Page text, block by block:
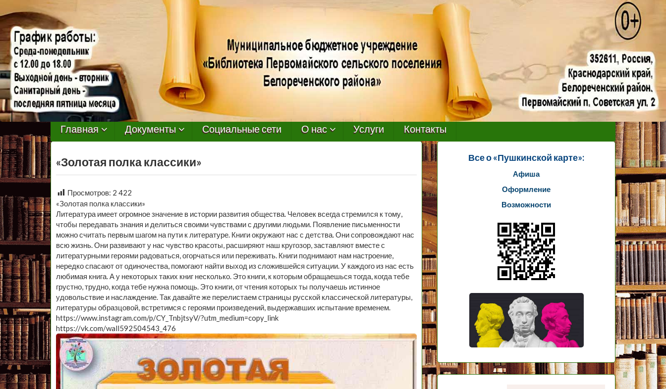
МБУ
Библиотека
Первомайского
Сельского
Поселения
Главная Документы Социальные сети О нас Услуги Контакты
«Золотая полка классики»
Просмотров: 2 422
«Золотая полка классики»
Литература имеет огромное значение в истории развития общества. Человек всегда стремился к тому,
чтобы передавать знания и делиться своими чувствами с другими людьми. Появление письменности
можно считать первым шагом на пути к литературе. Книги окружают нас с детства. Они сопровождают нас
всю жизнь. Они развивают у нас чувство красоты, расширяют наш кругозор, заставляют вместе с
литературными героями радоваться, огорчаться или переживать. Книги поднимают нам настроение,
нередко спасают от одиночества, помогают найти выход из сложившейся ситуации. У каждого из нас есть
любимая книга. А у некоторых таких книг несколько. Это книги, к которым обращаешься тогда, когда тебе
грустно, трудно, когда тебе нужна помощь. Это книги, от чтения которых ты получаешь истинное
удовольствие и наслаждение. Так давайте же перелистаем страницы русской классической литературы,
литературы образцовой, встретимся с героями произведений, выдержавших испытание временем.
https://www.instagram.com/p/CY_TnbjtsyV/?utm_medium=copy_link
https://vk.com/wall592504543_476
Все о «Пушкинской карте»:
Афиша
Оформление
Возможности